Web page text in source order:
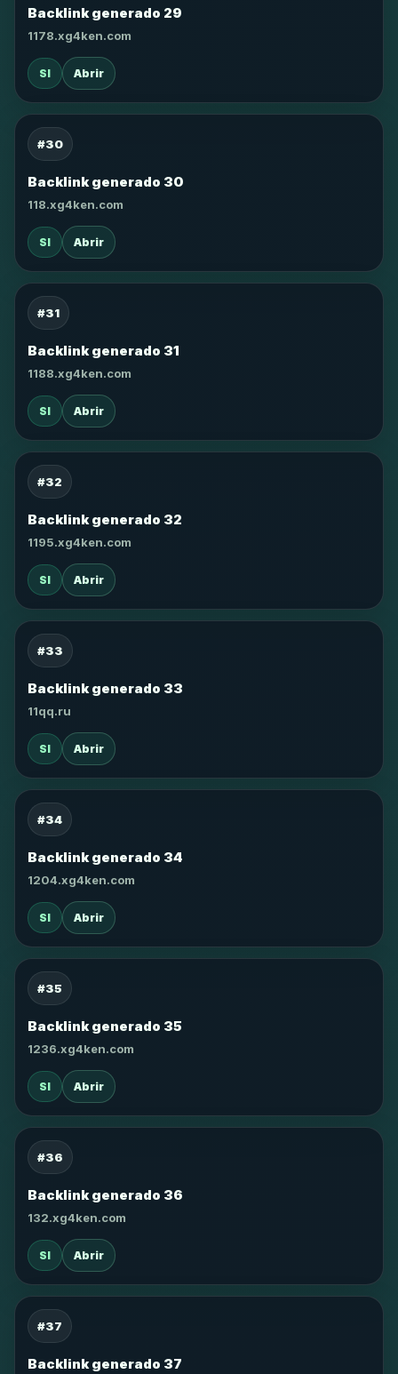
Backlink generado 29
1178.xg4ken.com
SI Abrir
#30
Backlink generado 30
118.xg4ken.com
SI Abrir
#31
Backlink generado 31
1188.xg4ken.com
SI Abrir
#32
Backlink generado 32
1195.xg4ken.com
SI Abrir
#33
Backlink generado 33
11qq.ru
SI Abrir
#34
Backlink generado 34
1204.xg4ken.com
SI Abrir
#35
Backlink generado 35
1236.xg4ken.com
SI Abrir
#36
Backlink generado 36
132.xg4ken.com
SI Abrir
#37
Backlink generado 37